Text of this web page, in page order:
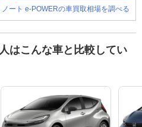
ノート e-POWERの車買取相場を調べる
はこんな車と比較してい